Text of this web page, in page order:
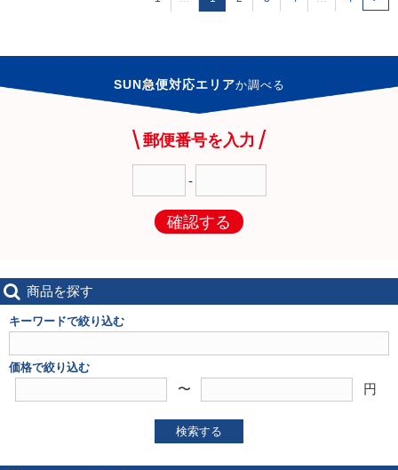
SUN急便対応エリアか調べる
郵便番号を入力
-
確認する
商品を探す
キーワードで絞り込む
価格で絞り込む
〜 円
検索する